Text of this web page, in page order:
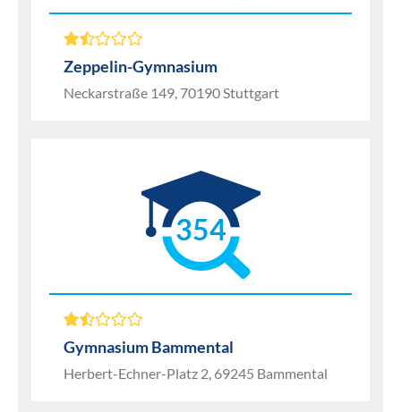
Zeppelin-Gymnasium
Neckarstraße 149, 70190 Stuttgart
354
Gymnasium Bammental
Herbert-Echner-Platz 2, 69245 Bammental